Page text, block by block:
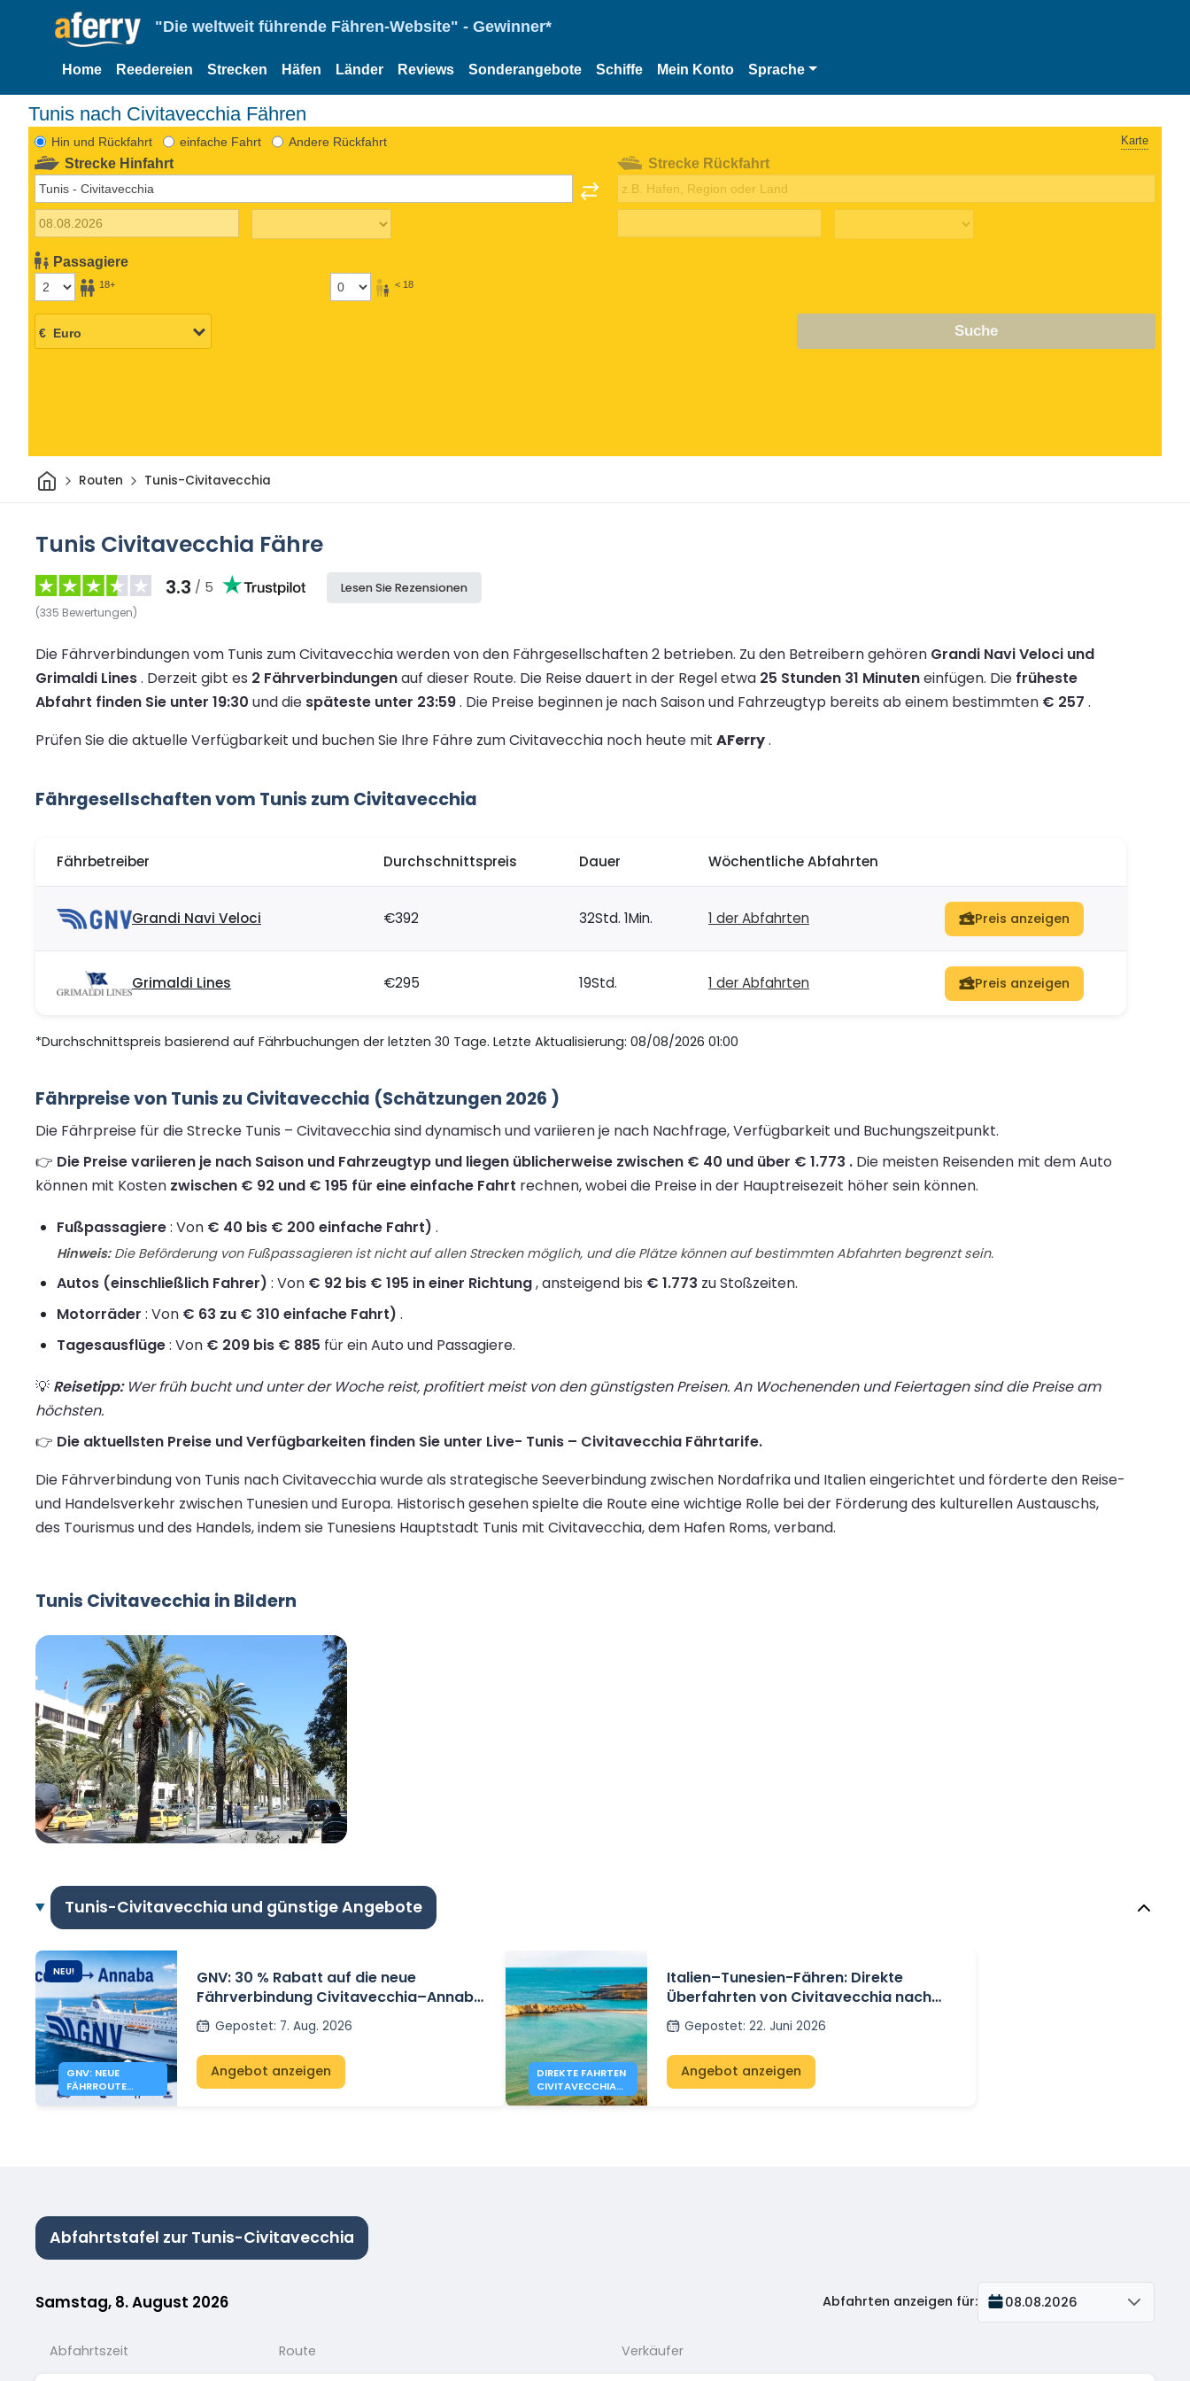
"Die weltweit führende Fähren-Website" - Gewinner*
Home Reedereien Strecken Häfen Länder Reviews Sonderangebote Schiffe Mein Konto Sprache
Tunis nach Civitavecchia Fähren
Hin und Rückfahrt einfache Fahrt Andere Rückfahrt Karte
Strecke Hinfahrt
Passagiere
18+ < 18
Strecke Rückfahrt
Suche
HeimRouten Tunis-Civitavecchia
Tunis Civitavecchia Fähre
3.3 / 5
(335 Bewertungen)
Lesen Sie Rezensionen
Die Fährverbindungen vom Tunis zum Civitavecchia werden von den Fährgesellschaften 2 betrieben. Zu den Betreibern gehören Grandi Navi Veloci und
Grimaldi Lines. Derzeit gibt es 2 Fährverbindungenauf dieser Route. Die Reise dauert in der Regel etwa 25 Stunden 31 Minuteneinfügen. Die früheste
Abfahrt finden Sie unter 19:30 und die späteste unter 23:59. Die Preise beginnen je nach Saison und Fahrzeugtyp bereits ab einem bestimmten € 257 .
Prüfen Sie die aktuelle Verfügbarkeit und buchen Sie Ihre Fähre zum Civitavecchia noch heute mit AFerry.
Fährgesellschaften vom Tunis zum Civitavecchia
Fährbetreiber Durchschnittspreis Dauer Wöchentliche Abfahrten
Grandi Navi Veloci €392 32Std. 1Min. 1 der Abfahrten Preis anzeigen
Grimaldi Lines €295 19Std. 1 der Abfahrten Preis anzeigen
*Durchschnittspreis basierend auf Fährbuchungen der letzten 30 Tage. Letzte Aktualisierung: 08/08/2026 01:00
Fährpreise von Tunis zu Civitavecchia (Schätzungen 2026 )
Die Fährpreise für die Strecke Tunis – Civitavecchia sind dynamisch und variieren je nach Nachfrage, Verfügbarkeit und Buchungszeitpunkt.
👉 Die Preise variieren je nach Saison und Fahrzeugtyp und liegen üblicherweise zwischen € 40 und über € 1.773 . Die meisten Reisenden mit dem Auto
können mit Kosten zwischen € 92 und € 195 für eine einfache Fahrt rechnen, wobei die Preise in der Hauptreisezeit höher sein können.
Fußpassagiere: Von € 40 bis € 200 einfache Fahrt) .
Hinweis:Die Beförderung von Fußpassagieren ist nicht auf allen Strecken möglich, und die Plätze können auf bestimmten Abfahrten begrenzt sein.
Autos (einschließlich Fahrer) : Von € 92 bis € 195 in einer Richtung, ansteigend bis € 1.773 zu Stoßzeiten.
Motorräder : Von € 63 zu € 310 einfache Fahrt) .
Tagesausflüge: Von € 209 bis € 885 für ein Auto und Passagiere.
💡 Reisetipp:Wer früh bucht und unter der Woche reist, profitiert meist von den günstigsten Preisen. An Wochenenden und Feiertagen sind die Preise am
höchsten.
👉 Die aktuellsten Preise und Verfügbarkeiten finden Sie unter Live- Tunis – Civitavecchia Fährtarife.
Die Fährverbindung von Tunis nach Civitavecchia wurde als strategische Seeverbindung zwischen Nordafrika und Italien eingerichtet und förderte den Reise-
und Handelsverkehr zwischen Tunesien und Europa. Historisch gesehen spielte die Route eine wichtige Rolle bei der Förderung des kulturellen Austauschs,
des Tourismus und des Handels, indem sie Tunesiens Hauptstadt Tunis mit Civitavecchia, dem Hafen Roms, verband.
Tunis Civitavecchia in Bildern
Tunis-Civitavecchia und günstige Angebote
NEU!
GNV: NEUE
FÄHRROUTE
CIVITAVECCHIA
GNV: 30 % Rabatt auf die neue
Fährverbindung Civitavecchia–Annaba
zwischen Italien und Algerien
Gepostet: 7. Aug. 2026
Angebot anzeigen
DIREKTE FAHRTEN
CIVITAVECCHIA–
TUNIS MIT GNV
Italien–Tunesien-Fähren: Direkte
Überfahrten von Civitavecchia nach
Tunis mit GNV für Sommer 2026 jetzt
buchbar
Gepostet:22. Juni 2026
Angebot anzeigen
Abfahrtstafel zur Tunis-Civitavecchia
Samstag, 8. August 2026 Abfahrten anzeigen für: 08.08.2026
Abfahrtszeit Route Verkäufer